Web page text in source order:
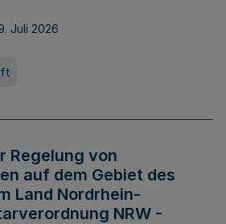
Juli 2026
Regelung von
auf dem Gebiet des
Land Nordrhein-
NRW -